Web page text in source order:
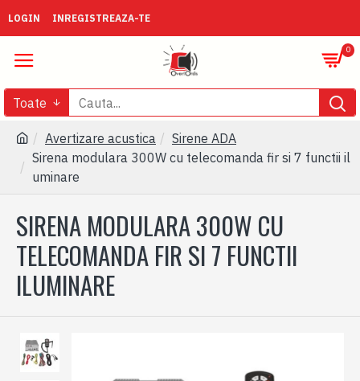
LOGIN INREGISTREAZA-TE
0
Toate
Avertizare acustica
Sirene ADA
Sirena modulara 300W cu telecomanda fir si 7 functii il
uminare
SIRENA MODULARA 300W CU
TELECOMANDA FIR SI 7 FUNCTII
ILUMINARE